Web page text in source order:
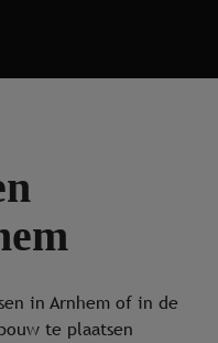
in Arnhem of in de
te plaatsen